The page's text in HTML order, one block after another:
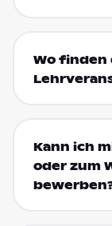
Wo finden
Kann ich
oder zum